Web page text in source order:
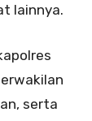
lainnya.
serta